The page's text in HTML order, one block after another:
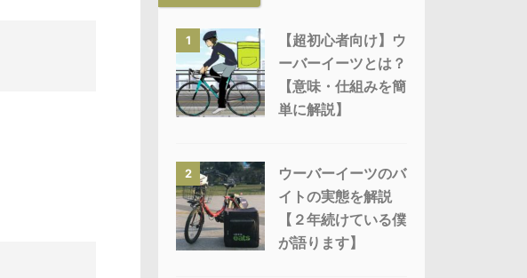
1
【超初心者向け】ウ
ーバーイーツとは？
【意味・仕組みを簡
単に解説】
2
ウーバーイーツのバ
イトの実態を解説
【２年続けている僕
が語ります】